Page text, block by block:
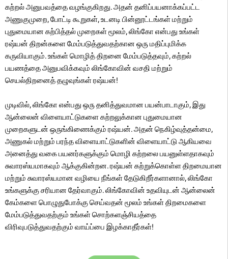
கற்றல் அனுபவத்தை வழங்குகிறது. அதன் தனிப்பயனாக்கப்பட்ட
அணுகுமுறை, போட்டி கூறுகள், உடனடி பின்னூட்டங்கள் மற்றும்
புதுமையான கற்பித்தல் முறைகள் மூலம், லிங்கோ என்பது உங்கள்
ரஷ்யன் திறன்களை மேம்படுத்துவதற்கான ஒரு மதிப்புமிக்க
கருவியாகும். உங்கள் மொழித் திறனை மேம்படுத்தவும், கற்றல்
பயணத்தை அனுபவிக்கவும் லிங்கோவின் வசதி மற்றும்
செயல்திறனைத் தழுவுங்கள் ரஷ்யன்!
முடிவில், லிங்கோ என்பது ஒரு தனித்துவமான பயன்பாடாகும், இது
ஆன்லைன் விளையாட்டுகளை கற்றலுக்கான புதுமையான
முறைகளுடன் ஒருங்கிணைக்கும் ரஷ்யன். அதன் நெகிழ்வுத்தன்மை,
அணுகல் மற்றும் பரந்த விளையாட்டுகளின் விளையாட்டு ஆகியவை
அனைத்து வகை பயனர்களுக்கும் மொழி கற்றலை பயனுள்ளதாகவும்
சுவாரஸ்யமாகவும் ஆக்குகின்றன. ரஷ்யன் கற்றுக்கொள்ள திறமையான
மற்றும் சுவாரஸ்யமான வழியை நீங்கள் தேடுகிறீர்களானால், லிங்கோ
உங்களுக்கு சரியான தேர்வாகும். லிங்கோவின் உதவியுடன் ஆன்லைன்
கேம்களை பொழுதுபோக்கு செய்வதன் மூலம் உங்கள் திறமைகளை
மேம்படுத்துவதற்கும் உங்கள் சொற்களஞ்சியத்தை
விரிவுபடுத்துவதற்கும் வாய்ப்பை இழக்காதீர்கள்!